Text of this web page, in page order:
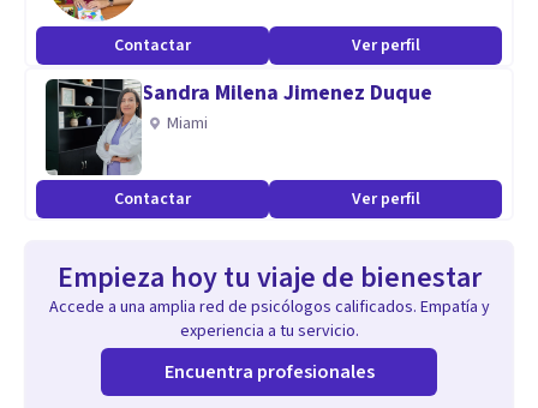
Contactar Ver perfil
Sandra Milena Jimenez Duque
Miami
Contactar Ver perfil
Empieza hoy tu viaje de bienestar
Accede a una amplia red de psicólogos calificados. Empatía y
experiencia a tu servicio.
Encuentra profesionales